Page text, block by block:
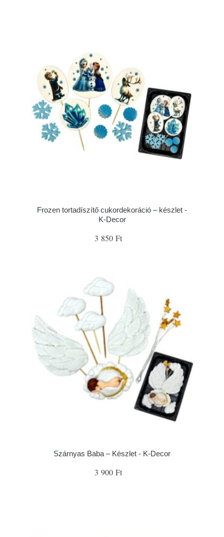
Frozen tortadíszítő cukordekoráció – készlet -
K-Decor
3 850 Ft
Szárnyas Baba – Készlet - K-Decor
3 900 Ft